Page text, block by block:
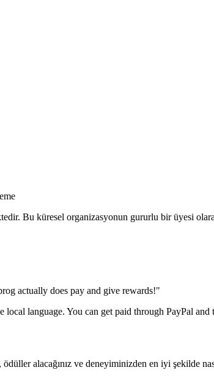
Bu küresel organizasyonun gururlu bir üyesi
actually does pay and give rewards!"
language. You can get paid through PayPal
alacağınız ve deneyiminizden en iyi şekilde